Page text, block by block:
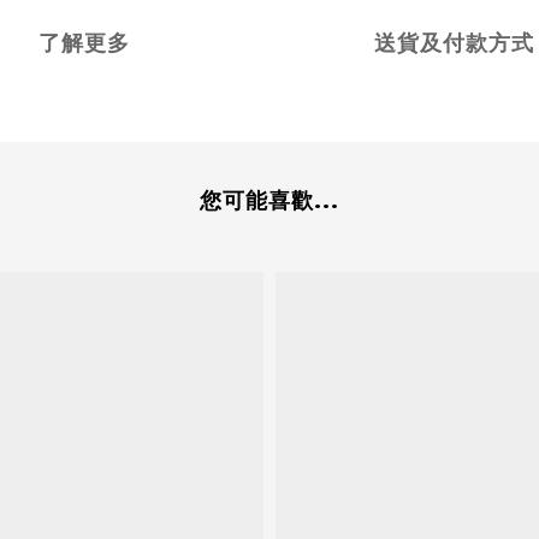
了解更多 送貨及付款方式
您可能喜歡...